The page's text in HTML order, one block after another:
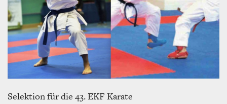
Selektion für die 43. EKF Karate